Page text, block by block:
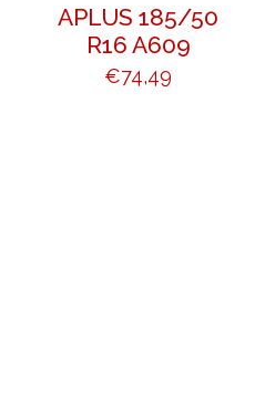
APLUS 185/50
R16 A609
€74,49